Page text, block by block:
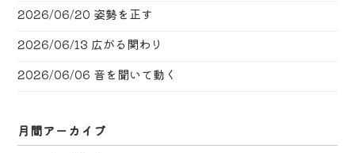
2026/06/20 姿勢を正す
2026/06/13 広がる関わり
2026/06/06 音を聞いて動く
月間アーカイブ